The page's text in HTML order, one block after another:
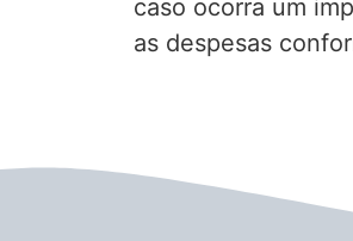
caso ocorra um
as despesas